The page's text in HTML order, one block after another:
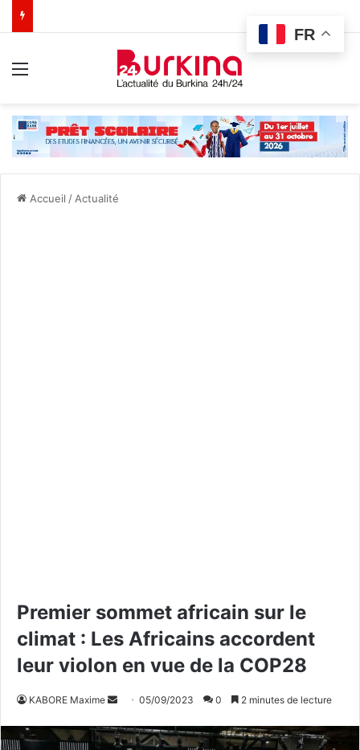
Accueil / Actualité
Premier sommet africain sur le
climat : Les Africains accordent
leur violon en vue de la COP28
KABORE Maxime
v
05/09/2023 0 2 minutes de lecture
FR